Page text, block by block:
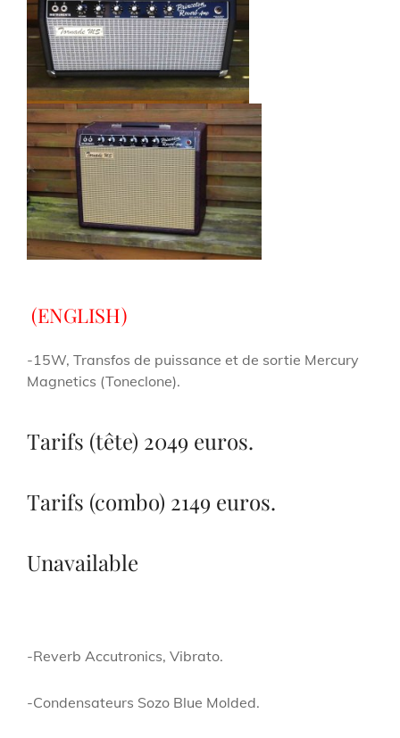
(ENGLISH)
-15W, Transfos de puissance et de sortie Mercury
Magnetics (Toneclone).
Tarifs (tête) 2049 euros.
Tarifs (combo) 2149 euros.
Unavailable
-Reverb Accutronics, Vibrato.
-Condensateurs Sozo Blue Molded.